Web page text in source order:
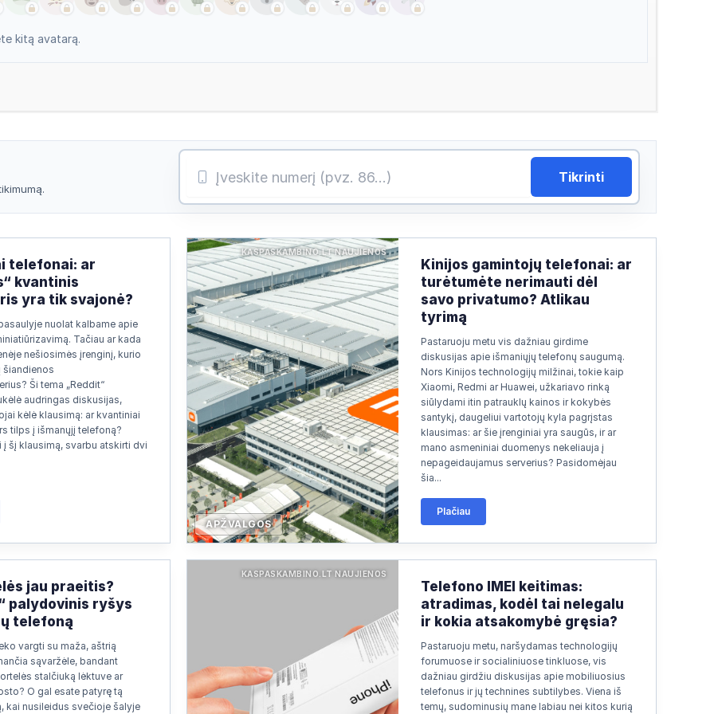
kitą avatarą.
Tikrinti
telefonai: ar
kvantinis
yra tik svajonė?
nuolat kalbame apie
Tačiau ar kada
nešiosimės įrenginį, kurio
šiandienos
Ši tema „Reddit“
audringas diskusijas,
kėlė klausimą: ar kvantiniai
tilps į išmanųjį telefoną?
į šį klausimą, svarbu atskirti dvi
KASPASKAMBINO.LT NAUJIENOS
APŽVALGOS
Kinijos gamintojų telefonai: ar
turėtumėte nerimauti dėl
savo privatumo? Atlikau
tyrimą
Pastaruoju metu vis dažniau girdime
diskusijas apie išmaniųjų telefonų saugumą.
Nors Kinijos technologijų milžinai, tokie kaip
Xiaomi, Redmi ar Huawei, užkariavo rinką
siūlydami itin patrauklų kainos ir kokybės
santykį, daugeliui vartotojų kyla pagrįstas
klausimas: ar šie įrenginiai yra saugūs, ir ar
mano asmeniniai duomenys nekeliauja į
nepageidaujamus serverius? Pasidomėjau
šia...
Plačiau
jau praeitis?
palydovinis ryšys
telefoną
vargti su maža, aštrią
sąvaržėle, bandant
stalčiuką lėktuve ar
O gal esate patyrę tą
kai nusileidus svečioje šalyje
KASPASKAMBINO.LT NAUJIENOS
Telefono IMEI keitimas:
atradimas, kodėl tai nelegalu
ir kokia atsakomybė gręsia?
Pastaruoju metu, naršydamas technologijų
forumuose ir socialiniuose tinkluose, vis
dažniau girdžiu diskusijas apie mobiliuosius
telefonus ir jų technines subtilybes. Viena iš
temų, sudominusių mane labiau nei kitos kurią